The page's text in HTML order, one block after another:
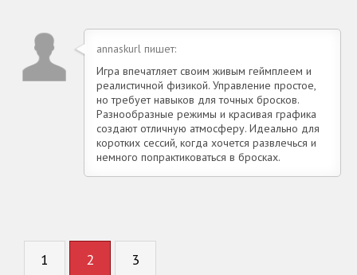
annaskurl пишет:
Игра впечатляет своим живым геймплеем и
реалистичной физикой. Управление простое,
но требует навыков для точных бросков.
Разнообразные режимы и красивая графика
создают отличную атмосферу. Идеально для
коротких сессий, когда хочется развлечься и
немного попрактиковаться в бросках.
1 2 3